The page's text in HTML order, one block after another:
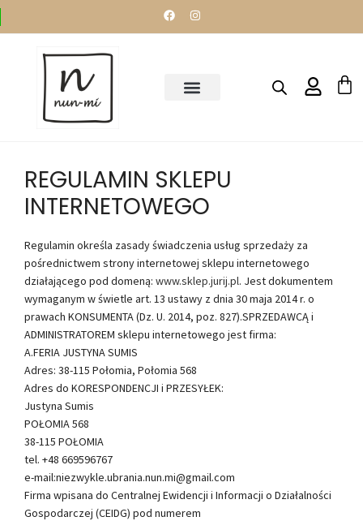
REGULAMIN SKLEPU
INTERNETOWEGO
Regulamin określa zasady świadczenia usług sprzedaży za
pośrednictwem strony internetowej sklepu internetowego
działającego pod domeną: www.sklep.jurij.pl. Jest dokumentem
wymaganym w świetle art. 13 ustawy z dnia 30 maja 2014 r. o
prawach KONSUMENTA (Dz. U. 2014, poz. 827).SPRZEDAWCĄ i
ADMINISTRATOREM sklepu internetowego jest firma:
A.FERIA JUSTYNA SUMIS
Adres: 38-115 Połomia, Połomia 568
Adres do KORESPONDENCJI i PRZESYŁEK:
Justyna Sumis
POŁOMIA 568
38-115 POŁOMIA
tel. +48 669596767
e-mail:niezwykle.ubrania.nun.mi@gmail.com
Firma wpisana do Centralnej Ewidencji i Informacji o Działalności
Gospodarczej (CEIDG) pod numerem